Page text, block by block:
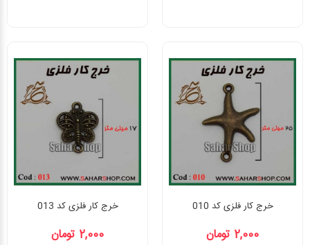
خرج کار فلزی کد 010
2,000 تومان
خرج کار فلزی کد 013
2,000 تومان